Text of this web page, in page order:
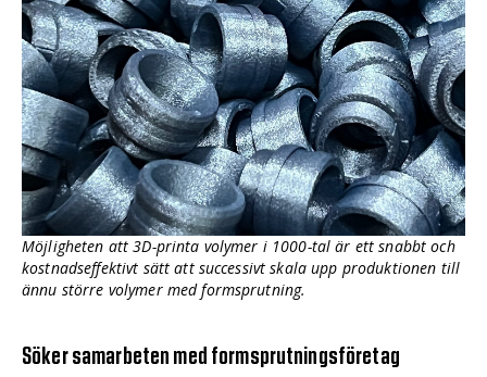
Möjligheten att 3D-printa volymer i 1000-tal är ett snabbt och
kostnadseffektivt sätt att successivt skala upp produktionen till
ännu större volymer med formsprutning.
Söker samarbeten med formsprutningsföretag